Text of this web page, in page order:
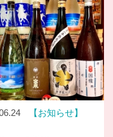
お知らせ